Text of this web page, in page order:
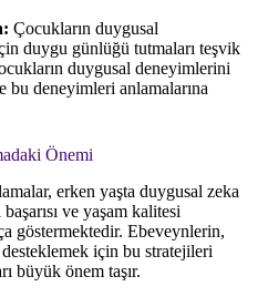
Çocukların duygusal
duygu günlüğü tutmaları teşvik
duygusal deneyimlerini
bu deneyimleri anlamalarına
Önemi
erken yaşta duygusal zeka
ve yaşam kalitesi
göstermektedir. Ebeveynlerin,
desteklemek için bu stratejileri
büyük önem taşır.